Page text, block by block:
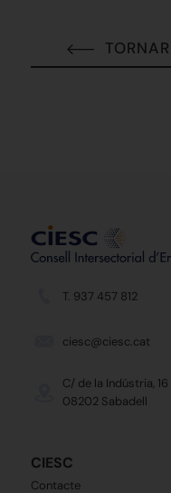
TORNAR
T. 937 457 812
ciesc@ciesc.cat
C/ de la Indústria, 16
08202 Sabadell
CIESC
Contacte